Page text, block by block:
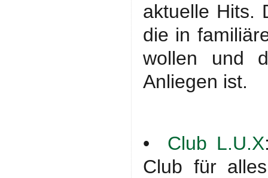
aktuelle Hits.
die in
wollen und
Anliegen ist.
• Club L.U.X
Club für